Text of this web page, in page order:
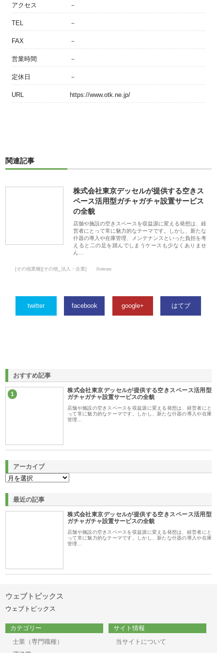
アクセス －
TEL －
FAX －
営業時間 －
定休日 －
URL https://www.otk.ne.jp/
関連記事
株式会社東京デッセルが提供する空きス
ペース活用型ガチャガチャ設置サービス
の全貌
店舗や施設の空きスペースを収益源に変える発想は、経
営者にとって常に魅力的なテーマです。しかし、新たな
什器の導入や在庫管理、メンテナンスといった負担を考
えると二の足を踏んでしまうケースも少なくありませ
ん…
[その他業種][その他_法人・企業] 0views
twitter facebook google+ はてブ
おすすめ記事
1
株式会社東京デッセルが提供する空きスペース活用型
ガチャガチャ設置サービスの全貌
店舗や施設の空きスペースを収益源に変える発想は、経営者にと
って常に魅力的なテーマです。しかし、新たな什器の導入や在庫
管理…
アーカイブ
最近の記事
株式会社東京デッセルが提供する空きスペース活用型
ガチャガチャ設置サービスの全貌
店舗や施設の空きスペースを収益源に変える発想は、経営者にと
って常に魅力的なテーマです。しかし、新たな什器の導入や在庫
管理…
ウェブトピックス
ウェブトピックス
カテゴリー
士業（専門職種）
サイト情報
当サイトについて